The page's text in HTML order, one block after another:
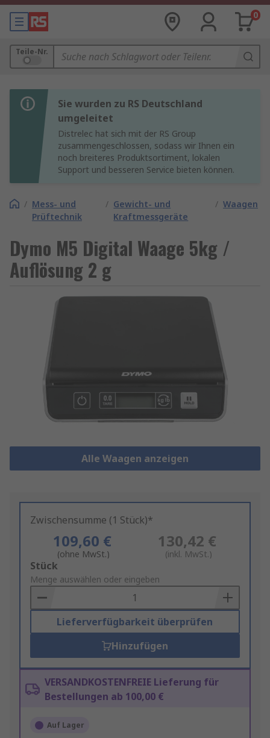
0
Teile-Nr.
Sie wurden zu RS Deutschland
umgeleitet
Distrelec hat sich mit der RS Group
zusammengeschlossen, sodass wir Ihnen ein
noch breiteres Produktsortiment, lokalen
Support und besseren Service bieten können.
/ Mess- und
Prüftechnik
/ Gewicht- und
Kraftmessgeräte
/ Waagen
Dymo M5 Digital Waage 5kg /
Auflösung 2 g
Alle Waagen anzeigen
Zwischensumme (1 Stück)*
109,60 €
(ohne MwSt.)
130,42 €
(inkl. MwSt.)
Add
to
Basket
Stück
Menge auswählen oder eingeben
Lieferverfügbarkeit überprüfen
Hinzufügen
VERSANDKOSTENFREIE Lieferung für
Bestellungen ab 100,00 €
Auf Lager